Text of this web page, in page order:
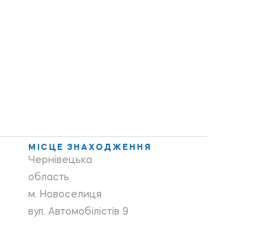
МІСЦЕ ЗНАХОДЖЕННЯ
Чернівецька
область
м. Новоселиця
вул. Автомобілістів 9